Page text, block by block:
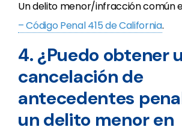
Un delito menor/infracción común
– Código Penal 415 de California.
4. ¿Puedo obtener
cancelación de
antecedentes
un delito menor en